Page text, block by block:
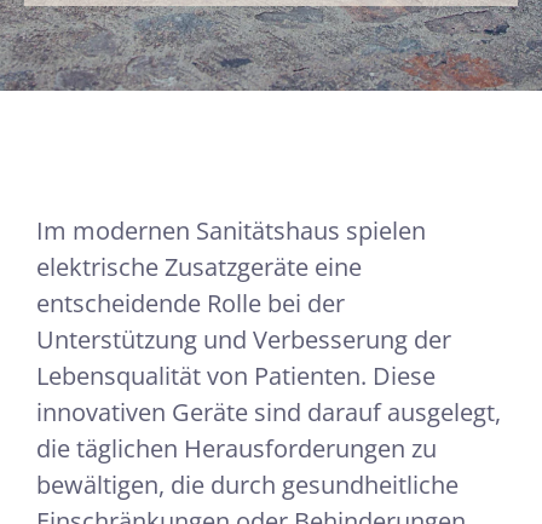
Im modernen Sanitätshaus spielen
elektrische Zusatzgeräte eine
entscheidende Rolle bei der
Unterstützung und Verbesserung der
Lebensqualität von Patienten. Diese
innovativen Geräte sind darauf ausgelegt,
die täglichen Herausforderungen zu
bewältigen, die durch gesundheitliche